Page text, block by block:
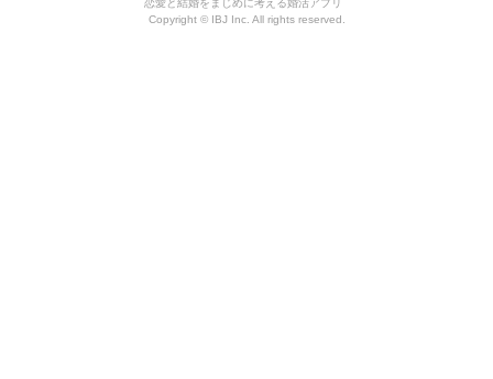
Copyright © IBJ Inc. All rights reserved.